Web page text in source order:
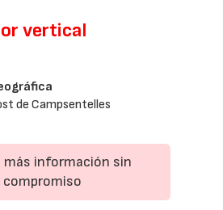
vertical
de Campsentelles
información sin
compromiso